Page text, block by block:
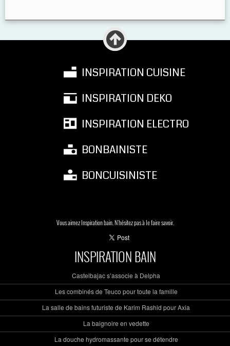
INSPIRATION CUISINE
INSPIRATION DEKO
INSPIRATION ELECTRO
BONBAINISTE
BONCUISINISTE
Vous aimez Inspiration bain. N'hésitez pas à le faire savoir.
INSPIRATION BAIN
Castelbajac s’associe à Delpha
Les combinés de Teuco pour toute la famille
La salle de bains futuriste de Karim Rashid pour Axia
La baignoire en vedette
La douche hydromassante pour se détendre